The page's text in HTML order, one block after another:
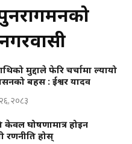
नगरवासी
मुद्दाले फेरि चर्चामा ल्यायो
बहस : ईश्वर यादव
२०८३
केवल घोषणामात्र होइन
रणनीति होस्